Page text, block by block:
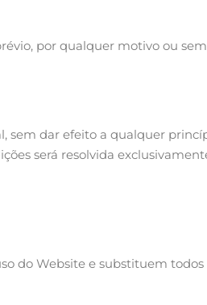
por qualquer motivo ou
sem dar efeito a qualquer
será resolvida
do Website e substituem